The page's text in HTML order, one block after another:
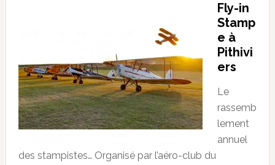
Fly-in
Stamp
e à
Pithivi
ers
Le
rassemb
lement
annuel
des stampistes… Organisé par l’aéro-club du